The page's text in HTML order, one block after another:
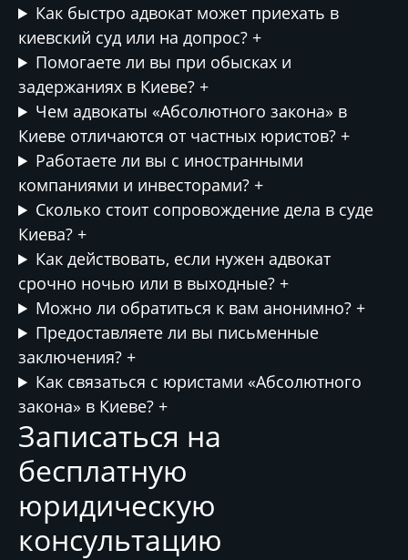
Как быстро адвокат может приехать в
киевский суд или на допрос? +
Помогаете ли вы при обысках и
задержаниях в Киеве? +
Чем адвокаты «Абсолютного закона» в
Киеве отличаются от частных юристов? +
Работаете ли вы с иностранными
компаниями и инвесторами? +
Сколько стоит сопровождение дела в суде
Киева? +
Как действовать, если нужен адвокат
срочно ночью или в выходные? +
Можно ли обратиться к вам анонимно? +
Предоставляете ли вы письменные
заключения? +
Как связаться с юристами «Абсолютного
закона» в Киеве? +
Записаться на
бесплатную
юридическую
консультацию